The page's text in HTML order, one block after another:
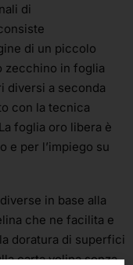
di
di un piccolo
zecchino in foglia
diversi a seconda
con la tecnica
foglia oro libera è
e per l’impiego su
in base alla
che ne facilita e
doratura di superfici
carta velina senza